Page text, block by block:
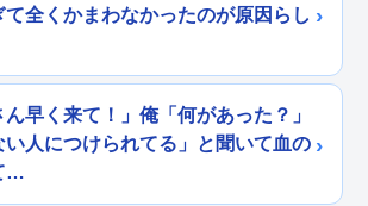
て全くかまわなかったのが原因らし
早く来て！」俺「何があった？」
人につけられてる」と聞いて血の
…